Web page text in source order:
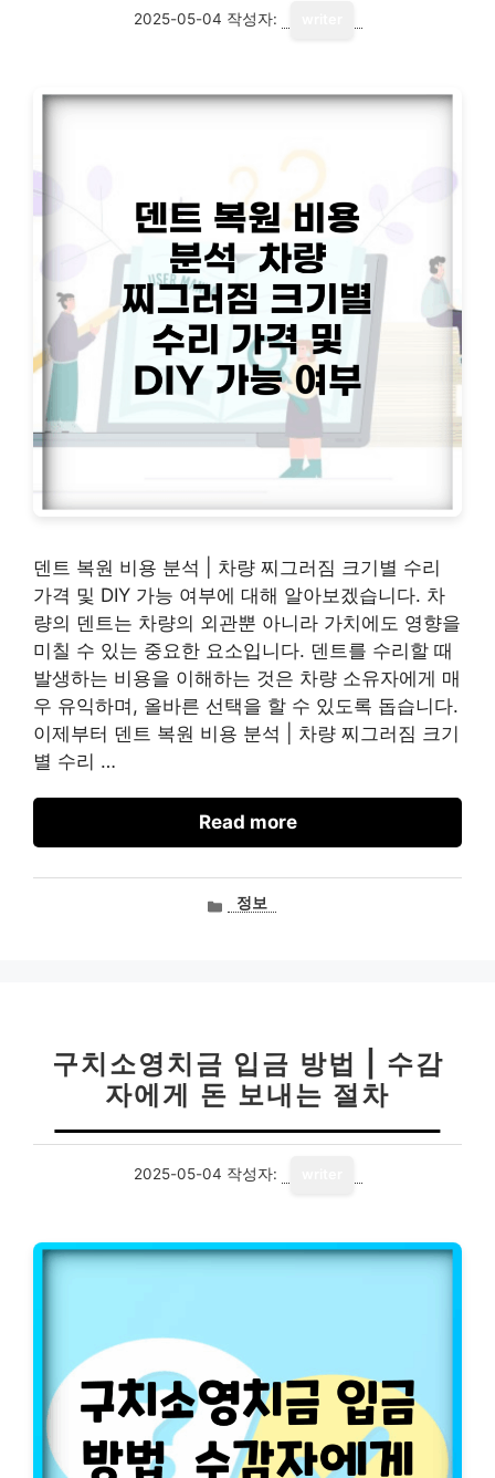
2025-05-04 작성자:
덴트 복원 비용 분석 | 차량 찌그러짐 크기별 수리
가격 및 DIY 가능 여부에 대해 알아보겠습니다. 차
량의 덴트는 차량의 외관뿐 아니라 가치에도 영향을
미칠 수 있는 중요한 요소입니다. 덴트를 수리할 때
발생하는 비용을 이해하는 것은 차량 소유자에게 매
우 유익하며, 올바른 선택을 할 수 있도록 돕습니다.
이제부터 덴트 복원 비용 분석 | 차량 찌그러짐 크기
별 수리 …
Read more
카정보
구치소영치금 입금 방법 | 수감
자에게 돈 보내는 절차
2025-05-04 작성자: